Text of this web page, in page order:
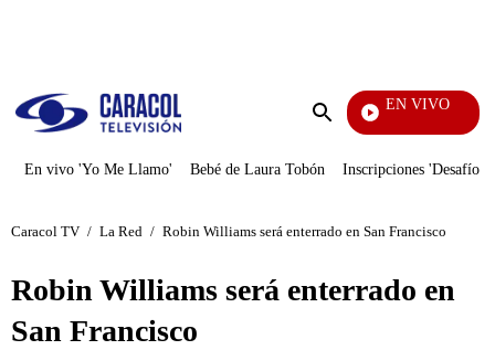
Enviar
EN VIVO
También Caerás
En vivo 'Yo Me Llamo' Bebé de Laura Tobón Inscripciones 'Desafío'
Caracol TV / La Red / Robin Williams será enterrado en San Francisco
Robin Williams será enterrado en
San Francisco